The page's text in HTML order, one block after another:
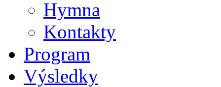
Hymna
Kontakty
Program
Výsledky